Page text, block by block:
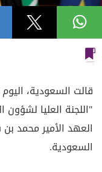
قالت السعودية،
"اللجنة العليا لشؤون
العهد الأمير محمد
السعودية.